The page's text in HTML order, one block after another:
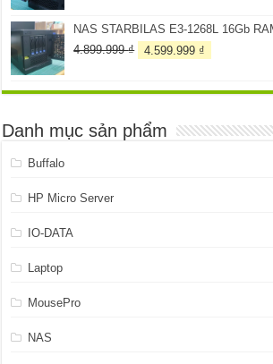
NAS STARBILAS E3-1268L 16Gb
4.899.999₫
Giá
4.899.999 ₫.
4.599.999 ₫
là:
Danh mục sản phẩm
Buffalo
HP Micro Server
IO-DATA
Laptop
MousePro
NAS